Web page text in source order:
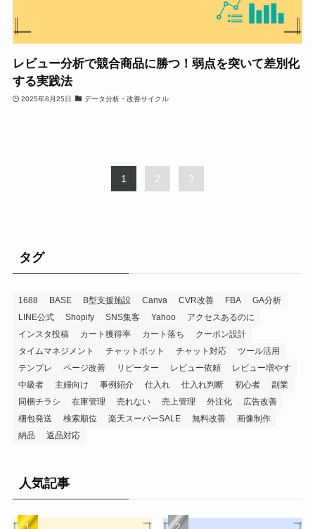
レビュー分析で競合商品に勝つ！弱点を突いて差別化
する実践法
2025年8月25日 データ分析・改善サイクル
1 2 3
タグ
1688 BASE B型支援施設 Canva CVR改善 FBA
GA分析
LINE公式
Shopify SNS集客 Yahoo
アクセスあるのに
インスタ投稿
カート獲得率 カート落ち
クーポン設計
タイムマネジメント
チャットボット チャット対応
ツール活用
テンプレ
ページ改善 リピーター レビュー依頼
レビュー増やす
中級者
主婦向け 事例紹介 仕入れ 仕入れ判断 初心者
副業
同梱チラシ
在庫管理 売れない 売上管理 外注化
広告改善
梱包発送
検索順位 楽天スーパーSALE 無料改善
画像制作
納品
返品対応
人気記事